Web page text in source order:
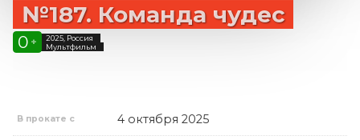
№187. Команда чудес
0 +
2025, Россия
Мультфильм
В прокате с 4 октября 2025